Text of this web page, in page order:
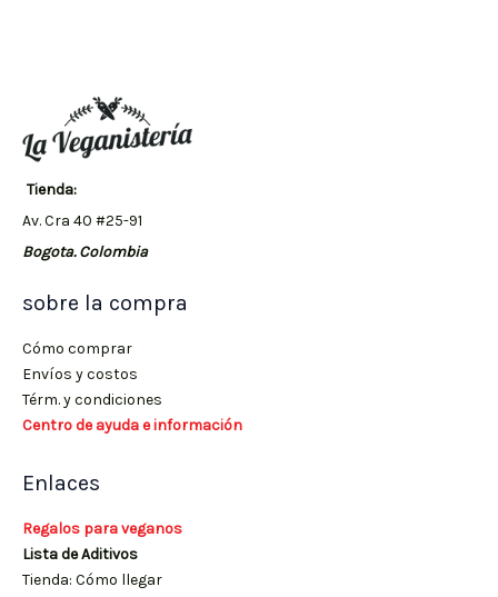
Tienda:
Av. Cra 40 #25-91
Bogota. Colombia
sobre la compra
Cómo comprar
Envíos y costos
Térm. y condiciones
Centro de ayuda e información
Enlaces
Regalos para veganos
Lista de Aditivos
Tienda: Cómo llegar